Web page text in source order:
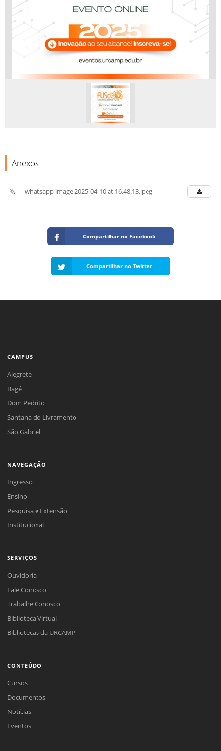
Anexos
whatsapp image 2025-04-10 at 16.48.13.jpeg
Compartilhar no Facebook
Compartilhar no Twitter
CAMPUS
Alegrete
Bagé
Dom Pedrito
Santana do Livramento
São Gabriel
NAVEGAÇÃO
Ingresso
Ensino
Pesquisa e Extensão
Institucional
SERVIÇOS
Ouvidoria
Fale Conosco
Trabalhe Conosco
Biblioteca Virtual
Bibliotecas da URCAMP
CONTEÚDO
Cursos
Documentos
Notícias
Eventos